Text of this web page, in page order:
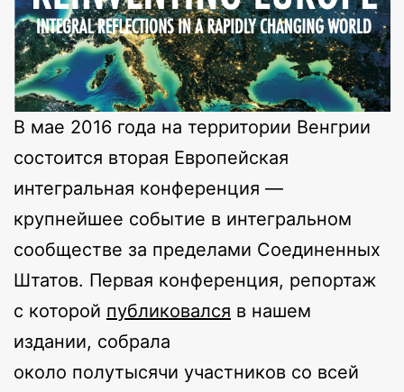
В мае 2016 года на территории Венгрии
состоится вторая Европейская
интегральная конференция —
крупнейшее событие в интегральном
сообществе за пределами Соединенных
Штатов. Первая конференция, репортаж
с которой публиковался в нашем
издании, собрала
около полутысячи участников со всей